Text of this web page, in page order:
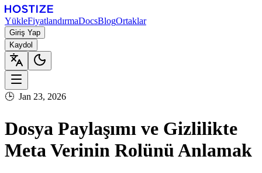
YükleFiyatlandırmaDocsBlogOrtaklar
Giriş Yap
Kaydol
🕒 Jan 23, 2026
Dosya Paylaşımı ve Gizlilikte
Meta Verinin Rolünü Anlamak